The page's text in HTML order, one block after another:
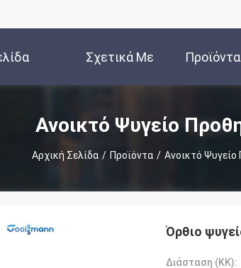
Σχετικά Με
Εμάς
Προϊόντα
Ανοικτό Ψυγείο
Αρχική Σελίδα / Προϊόντα / Ανοικτό
Όρθιο
Διάσταση (ΚΚ):